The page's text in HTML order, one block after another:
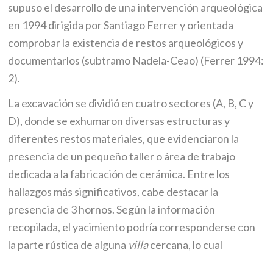
supuso el desarrollo de una intervención arqueológica
en 1994 dirigida por Santiago Ferrer y orientada
comprobar la existencia de restos arqueológicos y
documentarlos (subtramo Nadela-Ceao) (Ferrer 1994:
2).
La excavación se dividió en cuatro sectores (A, B, C y
D), donde se exhumaron diversas estructuras y
diferentes restos materiales, que evidenciaron la
presencia de un pequeño taller o área de trabajo
dedicada a la fabricación de cerámica. Entre los
hallazgos más significativos, cabe destacar la
presencia de 3 hornos. Según la información
recopilada, el yacimiento podría corresponderse con
la parte rústica de alguna villacercana, lo cual